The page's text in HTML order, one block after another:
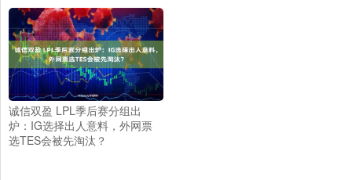
诚信双盈 LPL季后赛分组出
炉：IG选择出人意料，外网票
选TES会被先淘汰？